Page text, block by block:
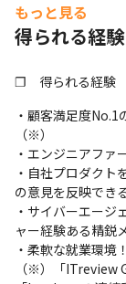
もっと見る
得られる経
❐　得られる経験
・顧客満足度
（※）
・エンジニアファ
・自社プロダクト
の意見を反映でき
・サイバーエージ
ャー経験ある精鋭
・柔軟な就業環境
（※）「ITreview